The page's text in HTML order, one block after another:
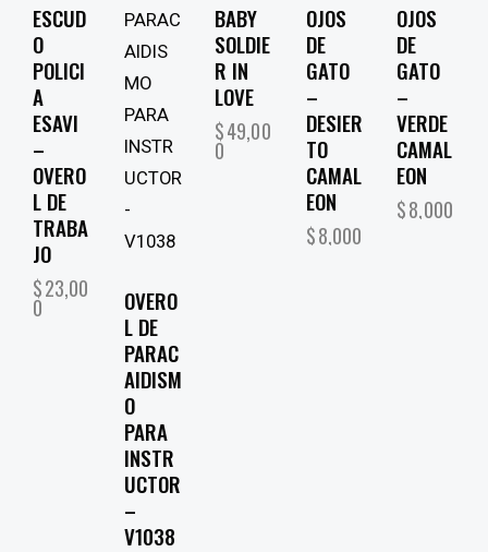
ESCUD
O
POLICI
A
ESAVI
–
OVERO
L DE
TRABA
JO
$23,00
0
OVERO
L DE
PARAC
AIDISM
O
PARA
INSTR
UCTOR
–
V1038
BABY
SOLDIE
R IN
LOVE
$49,00
0
OJOS
DE
GATO
–
DESIER
TO
CAMAL
EON
$8,000
OJOS
DE
GATO
–
VERDE
CAMAL
EON
$8,000